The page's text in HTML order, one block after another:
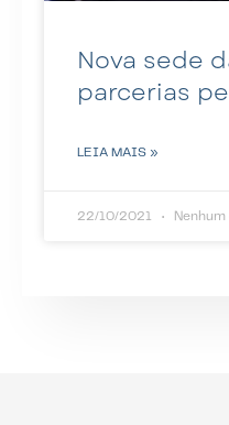
Nova sede
parcerias
LEIA MAIS »
22/10/2021